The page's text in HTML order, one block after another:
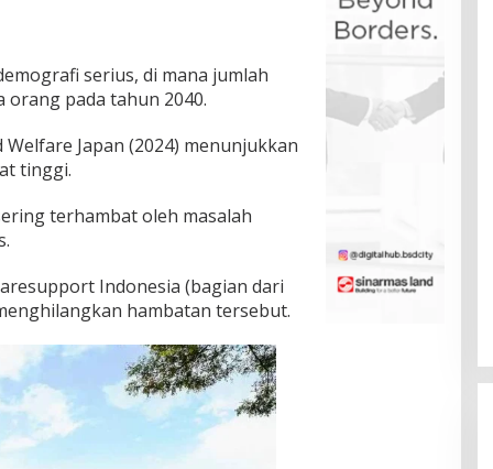
serius, di mana jumlah
orang pada tahun 2040.
Japan (2024) menunjukkan
tinggi.
terhambat oleh masalah
Indonesia (bagian dari
hambatan tersebut.